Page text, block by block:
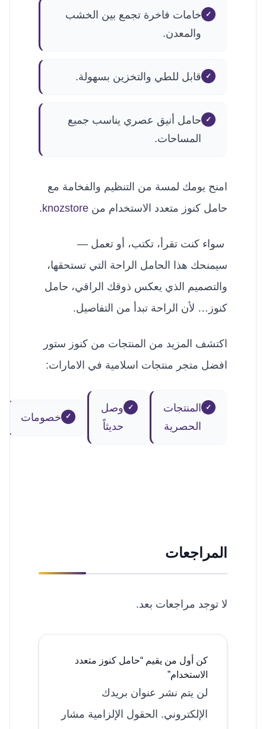
خامات فاخرة تجمع بين الخشب
والمعدن.
قابل للطي والتخزين بسهولة.
حامل أنيق عصري يناسب جميع
المساحات.
امنح يومك لمسة من التنظيم والفخامة مع
حامل كنوز متعدد الاستخدام من knozstore
.
سواء كنت تقرأ، تكتب، أو تعمل —
سيمنحك هذا الحامل الراحة التي تستحقها،
والتصميم الذي يعكس ذوقك الراقي، حامل
كنوز… لأن الراحة تبدأ من التفاصيل.
اكتشف المزيد من المنتجات من كنوز ستور
افضل متجر منتجات اسلامية في الامارات:
المنتجات
الحصرية
وصل
حديثاً
خصومات
المراجعات
لا توجد مراجعات بعد.
كن أول من يقيم “حامل كنوز متعدد
الاستخدام”
لن يتم نشر عنوان بريدك
الإلكتروني. الحقول الإلزامية مشار